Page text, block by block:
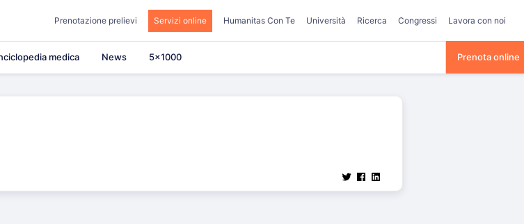
Prenotazione prelievi Servizi online Humanitas Con Te Università Ricerca Congressi Lavora con noi
medica News 5×1000 Prenota online